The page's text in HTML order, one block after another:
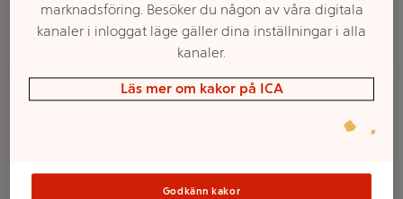
Välj butik Välj butik
marknadsföring. Besöker du någon av våra digitala
kanaler i inloggat läge gäller dina inställningar i alla
kanaler.
Läs mer om kakor på ICA
Godkänn kakor